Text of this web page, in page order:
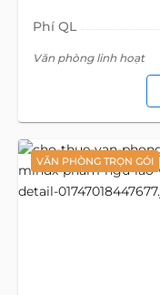
Phí QL
Văn phòng linh hoạt
VĂN PHÒNG TRỌN GÓI